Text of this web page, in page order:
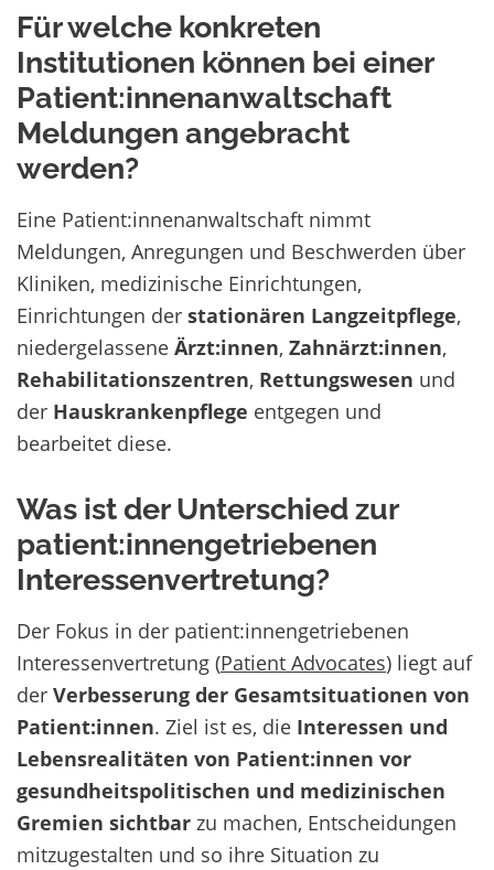
Für welche konkreten
Institutionen können bei einer
Patient:innenanwaltschaft
Meldungen angebracht
werden?
Eine Patient:innenanwaltschaft nimmt
Meldungen, Anregungen und Beschwerden über
Kliniken, medizinische Einrichtungen,
Einrichtungen der stationären Langzeitpflege,
niedergelassene Ärzt:innen, Zahnärzt:innen,
Rehabilitationszentren, Rettungswesen und
der Hauskrankenpflege entgegen und
bearbeitet diese.
Was ist der Unterschied zur
patient:innengetriebenen
Interessenvertretung?
Der Fokus in der patient:innengetriebenen
Interessenvertretung (Patient Advocates) liegt auf
der Verbesserung der Gesamtsituationen von
Patient:innen. Ziel ist es, die Interessen und
Lebensrealitäten von Patient:innen vor
gesundheitspolitischen und medizinischen
Gremien sichtbar zu machen, Entscheidungen
mitzugestalten und so ihre Situation zu